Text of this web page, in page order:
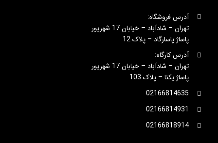
آدرس فروشگاه:
تهران – شادآباد – خیابان 17 شهریور
پاساژ پاسارگاد – پلاک 12
آدرس کارگاه:
تهران – شادآباد – خیابان 17 شهریور
پاساژ یکتا – پلاک 103
02166814635
02166814931
02166818914